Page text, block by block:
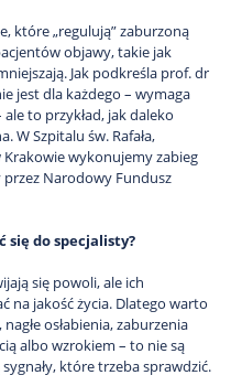
które „regulują” zaburzoną
objawy, takie jak
Jak podkreśla prof. dr
jest dla każdego – wymaga
to przykład, jak daleko
W Szpitalu św. Rafała,
wykonujemy zabieg
przez Narodowy Fundusz
się do specjalisty?
się powoli, ale ich
na jakość życia. Dlatego warto
osłabienia, zaburzenia
albo wzrokiem – to nie są
które trzeba sprawdzić.